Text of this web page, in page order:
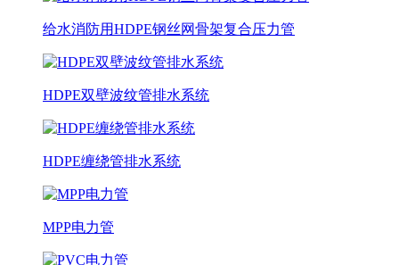
给水消防用HDPE钢丝网骨架复合压力管
HDPE双壁波纹管排水系统
HDPE缠绕管排水系统
MPP电力管